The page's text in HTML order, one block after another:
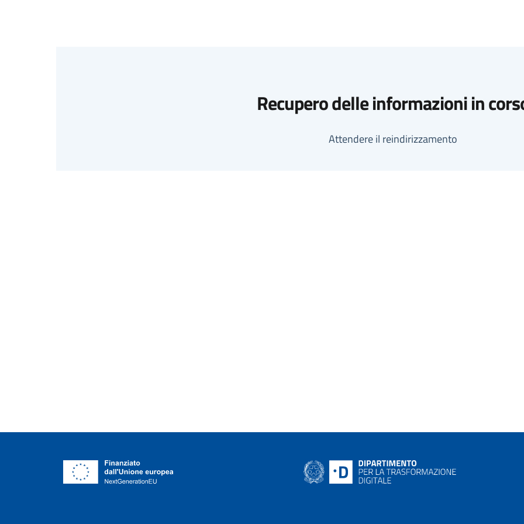
Recupero delle informazioni in
Attendere il reindirizzamento